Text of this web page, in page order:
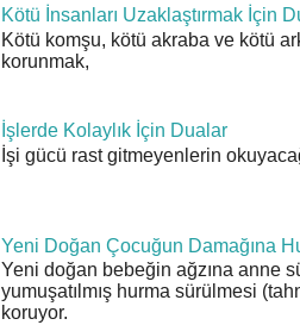
Kötü İnsanları Uzaklaştırmak İçin
Kötü komşu, kötü akraba ve kötü
korunmak,
İşlerde Kolaylık İçin Dualar
İşi gücü rast gitmeyenlerin
Yeni Doğan Çocuğun Damağına
Yeni doğan bebeğin ağzına anne
yumuşatılmış hurma sürülmesi
koruyor.